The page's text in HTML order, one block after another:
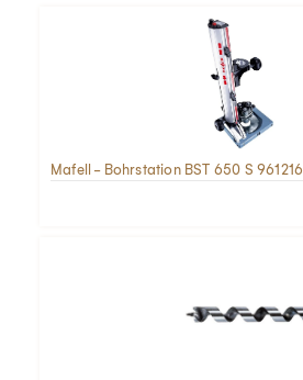
Mafell - Bohrstation BST 650 S 961216